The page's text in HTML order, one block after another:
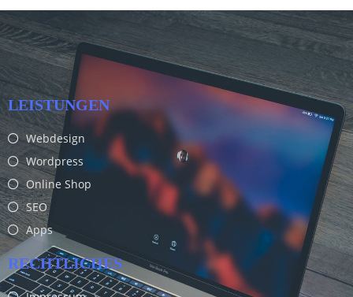
LEISTUNGEN
Webdesign
Wordpress
Online Shop
SEO
Apps
RECHTLICHES